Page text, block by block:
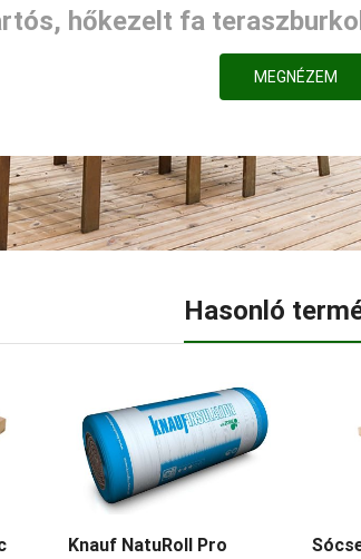
hőkezelt fa
MEGNÉZEM
Hasonló
Knauf NatuRoll Pro